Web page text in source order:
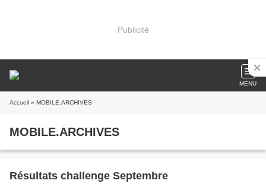
Publicité
MENU
Accueil » MOBILE.ARCHIVES
MOBILE.ARCHIVES
Résultats challenge Septembre